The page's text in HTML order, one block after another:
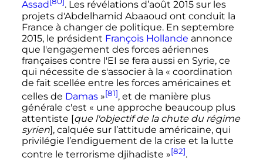
Assad
. Les révélations d’août 2015 sur les
projets d'Abdelhamid Abaaoud ont conduit la
France à changer de politique. En septembre
2015, le président François Hollande annonce
que l'engagement des forces aériennes
françaises contre l'EI se fera aussi en Syrie, ce
qui nécessite de s'associer à la « coordination
de fait scellée entre les forces américaines et
celles de Damas»[81], et de manière plus
générale c'est « une approche beaucoup plus
attentiste [que l'objectif de la chute du régime
syrien], calquée sur l’attitude américaine, qui
privilégie l’endiguement de la crise et la lutte
contre le terrorisme djihadiste »[82].